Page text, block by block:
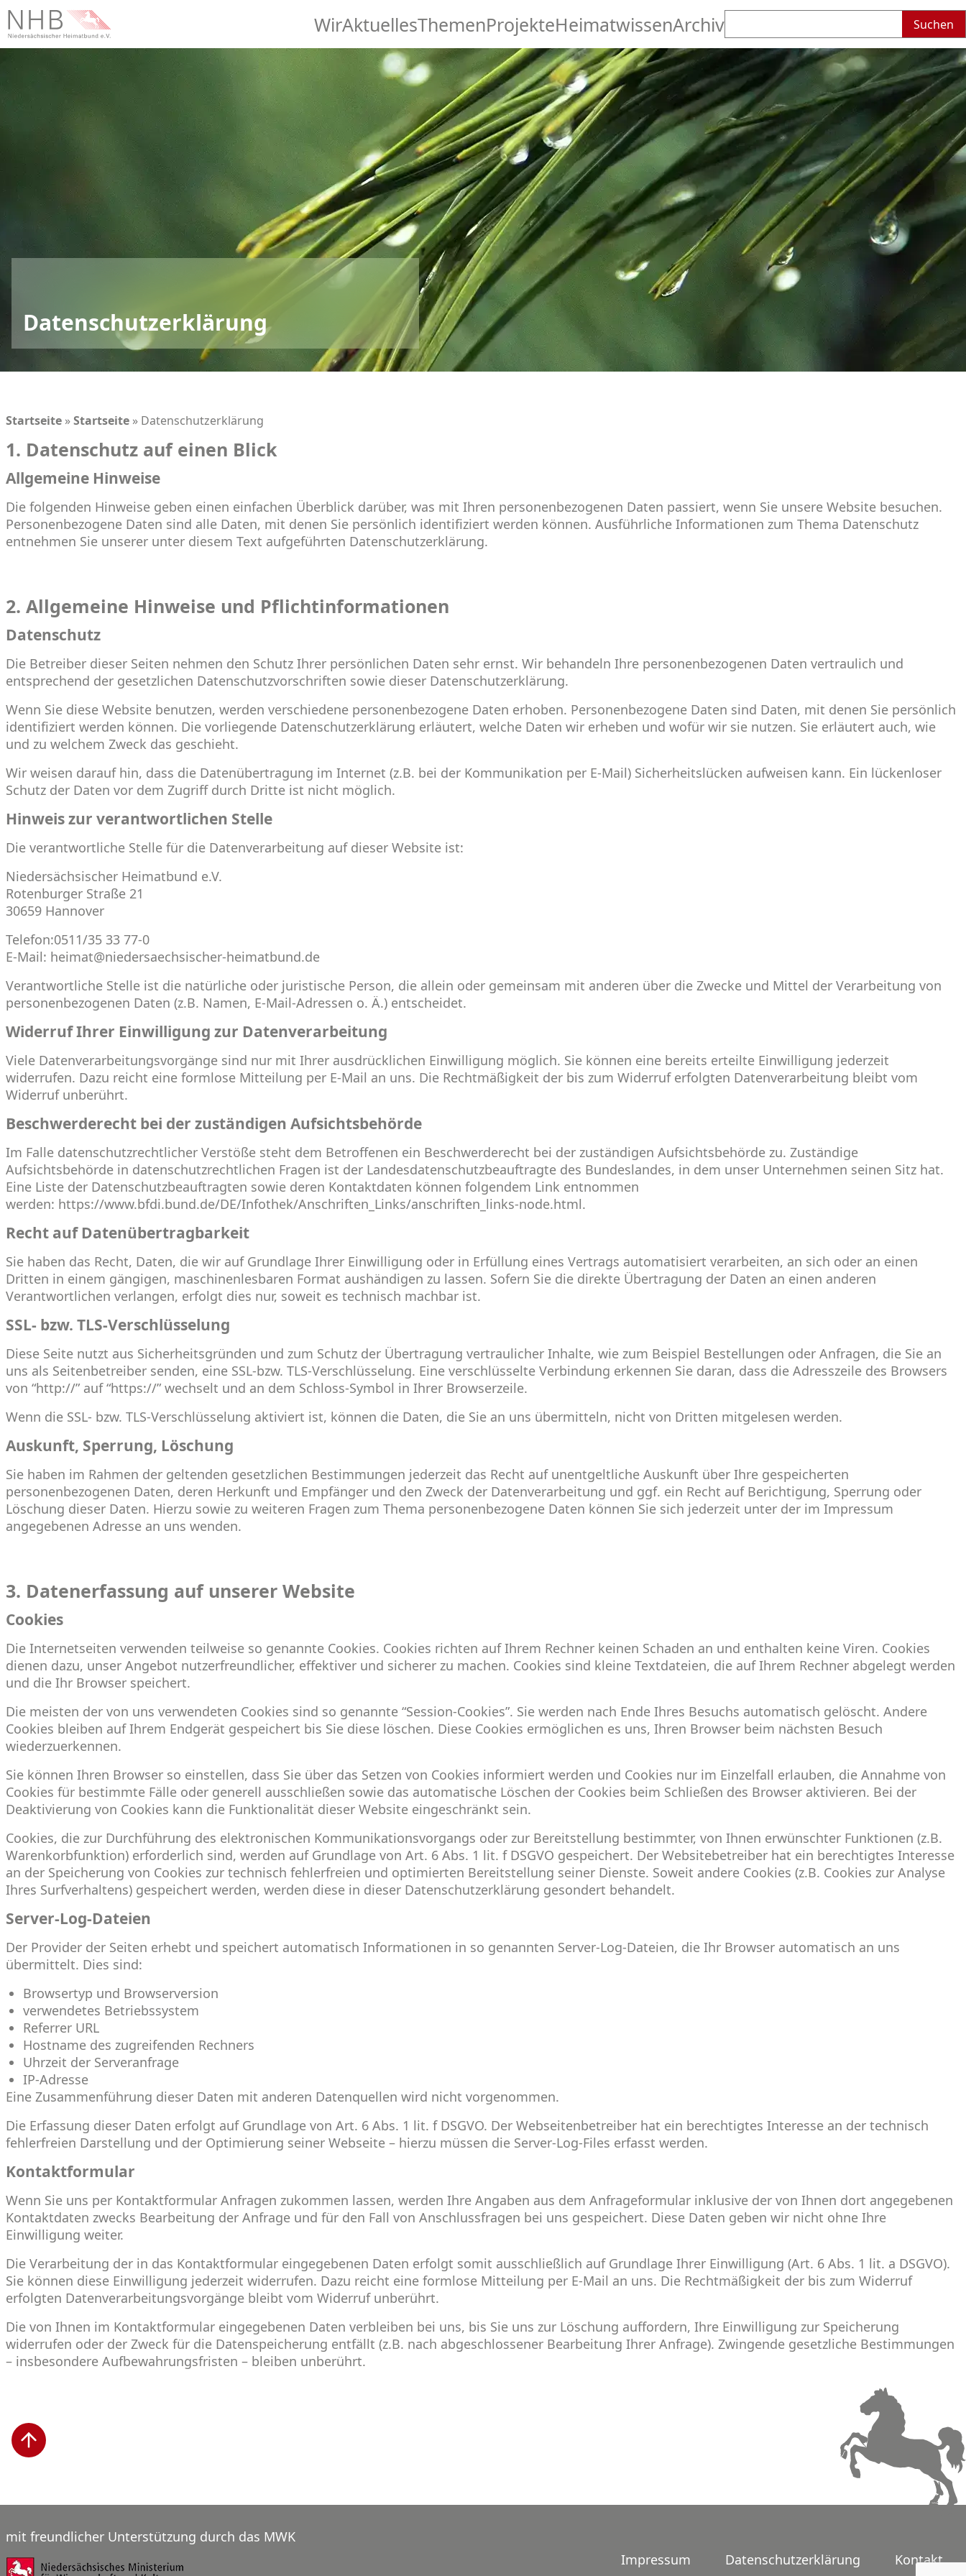
WirAktuellesThemenProjekteHeimatwissenArchivnach:
Datenschutzerklärung
Startseite »Startseite » Datenschutzerklärung
1. Datenschutz auf einen Blick
Allgemeine Hinweise
Die folgenden Hinweise geben einen einfachen Überblick darüber, was mit Ihren personenbezogenen Daten passiert, wenn Sie unsere Website besuchen.
Personenbezogene Daten sind alle Daten, mit denen Sie persönlich identifiziert werden können. Ausführliche Informationen zum Thema Datenschutz
entnehmen Sie unserer unter diesem Text aufgeführten Datenschutzerklärung.
2. Allgemeine Hinweise und Pflichtinformationen
Datenschutz
Die Betreiber dieser Seiten nehmen den Schutz Ihrer persönlichen Daten sehr ernst. Wir behandeln Ihre personenbezogenen Daten vertraulich und
entsprechend der gesetzlichen Datenschutzvorschriften sowie dieser Datenschutzerklärung.
Wenn Sie diese Website benutzen, werden verschiedene personenbezogene Daten erhoben. Personenbezogene Daten sind Daten, mit denen Sie persönlich
identifiziert werden können. Die vorliegende Datenschutzerklärung erläutert, welche Daten wir erheben und wofür wir sie nutzen. Sie erläutert auch, wie
und zu welchem Zweck das geschieht.
Wir weisen darauf hin, dass die Datenübertragung im Internet (z.B. bei der Kommunikation per E-Mail) Sicherheitslücken aufweisen kann. Ein lückenloser
Schutz der Daten vor dem Zugriff durch Dritte ist nicht möglich.
Hinweis zur verantwortlichen Stelle
Die verantwortliche Stelle für die Datenverarbeitung auf dieser Website ist:
Niedersächsischer Heimatbund e.V.
Rotenburger Straße 21
30659 Hannover
Telefon:0511/35 33 77-0
E-Mail: heimat@niedersaechsischer-heimatbund.de
Verantwortliche Stelle ist die natürliche oder juristische Person, die allein oder gemeinsam mit anderen über die Zwecke und Mittel der Verarbeitung von
personenbezogenen Daten (z.B. Namen, E-Mail-Adressen o. Ä.) entscheidet.
Widerruf Ihrer Einwilligung zur Datenverarbeitung
Viele Datenverarbeitungsvorgänge sind nur mit Ihrer ausdrücklichen Einwilligung möglich. Sie können eine bereits erteilte Einwilligung jederzeit
widerrufen. Dazu reicht eine formlose Mitteilung per E-Mail an uns. Die Rechtmäßigkeit der bis zum Widerruf erfolgten Datenverarbeitung bleibt vom
Widerruf unberührt.
Beschwerderecht bei der zuständigen Aufsichtsbehörde
Im Falle datenschutzrechtlicher Verstöße steht dem Betroffenen ein Beschwerderecht bei der zuständigen Aufsichtsbehörde zu. Zuständige
Aufsichtsbehörde in datenschutzrechtlichen Fragen ist der Landesdatenschutzbeauftragte des Bundeslandes, in dem unser Unternehmen seinen Sitz hat.
Eine Liste der Datenschutzbeauftragten sowie deren Kontaktdaten können folgendem Link entnommen
werden: https://www.bfdi.bund.de/DE/Infothek/Anschriften_Links/anschriften_links-node.html.
Recht auf Datenübertragbarkeit
Sie haben das Recht, Daten, die wir auf Grundlage Ihrer Einwilligung oder in Erfüllung eines Vertrags automatisiert verarbeiten, an sich oder an einen
Dritten in einem gängigen, maschinenlesbaren Format aushändigen zu lassen. Sofern Sie die direkte Übertragung der Daten an einen anderen
Verantwortlichen verlangen, erfolgt dies nur, soweit es technisch machbar ist.
SSL- bzw. TLS-Verschlüsselung
Diese Seite nutzt aus Sicherheitsgründen und zum Schutz der Übertragung vertraulicher Inhalte, wie zum Beispiel Bestellungen oder Anfragen, die Sie an
uns als Seitenbetreiber senden, eine SSL-bzw. TLS-Verschlüsselung. Eine verschlüsselte Verbindung erkennen Sie daran, dass die Adresszeile des Browsers
von “http://” auf “https://” wechselt und an dem Schloss-Symbol in Ihrer Browserzeile.
Wenn die SSL- bzw. TLS-Verschlüsselung aktiviert ist, können die Daten, die Sie an uns übermitteln, nicht von Dritten mitgelesen werden.
Auskunft, Sperrung, Löschung
Sie haben im Rahmen der geltenden gesetzlichen Bestimmungen jederzeit das Recht auf unentgeltliche Auskunft über Ihre gespeicherten
personenbezogenen Daten, deren Herkunft und Empfänger und den Zweck der Datenverarbeitung und ggf. ein Recht auf Berichtigung, Sperrung oder
Löschung dieser Daten. Hierzu sowie zu weiteren Fragen zum Thema personenbezogene Daten können Sie sich jederzeit unter der im Impressum
angegebenen Adresse an uns wenden.
3. Datenerfassung auf unserer Website
Cookies
Die Internetseiten verwenden teilweise so genannte Cookies. Cookies richten auf Ihrem Rechner keinen Schaden an und enthalten keine Viren. Cookies
dienen dazu, unser Angebot nutzerfreundlicher, effektiver und sicherer zu machen. Cookies sind kleine Textdateien, die auf Ihrem Rechner abgelegt werden
und die Ihr Browser speichert.
Die meisten der von uns verwendeten Cookies sind so genannte “Session-Cookies”. Sie werden nach Ende Ihres Besuchs automatisch gelöscht. Andere
Cookies bleiben auf Ihrem Endgerät gespeichert bis Sie diese löschen. Diese Cookies ermöglichen es uns, Ihren Browser beim nächsten Besuch
wiederzuerkennen.
Sie können Ihren Browser so einstellen, dass Sie über das Setzen von Cookies informiert werden und Cookies nur im Einzelfall erlauben, die Annahme von
Cookies für bestimmte Fälle oder generell ausschließen sowie das automatische Löschen der Cookies beim Schließen des Browser aktivieren. Bei der
Deaktivierung von Cookies kann die Funktionalität dieser Website eingeschränkt sein.
Cookies, die zur Durchführung des elektronischen Kommunikationsvorgangs oder zur Bereitstellung bestimmter, von Ihnen erwünschter Funktionen (z.B.
Warenkorbfunktion) erforderlich sind, werden auf Grundlage von Art. 6 Abs. 1 lit. f DSGVO gespeichert. Der Websitebetreiber hat ein berechtigtes Interesse
an der Speicherung von Cookies zur technisch fehlerfreien und optimierten Bereitstellung seiner Dienste. Soweit andere Cookies (z.B. Cookies zur Analyse
Ihres Surfverhaltens) gespeichert werden, werden diese in dieser Datenschutzerklärung gesondert behandelt.
Server-Log-Dateien
Der Provider der Seiten erhebt und speichert automatisch Informationen in so genannten Server-Log-Dateien, die Ihr Browser automatisch an uns
übermittelt. Dies sind:
Browsertyp und Browserversion
verwendetes Betriebssystem
Referrer URL
Hostname des zugreifenden Rechners
Uhrzeit der Serveranfrage
IP-Adresse
Eine Zusammenführung dieser Daten mit anderen Datenquellen wird nicht vorgenommen.
Die Erfassung dieser Daten erfolgt auf Grundlage von Art. 6 Abs. 1 lit. f DSGVO. Der Webseitenbetreiber hat ein berechtigtes Interesse an der technisch
fehlerfreien Darstellung und der Optimierung seiner Webseite – hierzu müssen die Server-Log-Files erfasst werden.
Kontaktformular
Wenn Sie uns per Kontaktformular Anfragen zukommen lassen, werden Ihre Angaben aus dem Anfrageformular inklusive der von Ihnen dort angegebenen
Kontaktdaten zwecks Bearbeitung der Anfrage und für den Fall von Anschlussfragen bei uns gespeichert. Diese Daten geben wir nicht ohne Ihre
Einwilligung weiter.
Die Verarbeitung der in das Kontaktformular eingegebenen Daten erfolgt somit ausschließlich auf Grundlage Ihrer Einwilligung (Art. 6 Abs. 1 lit. a DSGVO).
Sie können diese Einwilligung jederzeit widerrufen. Dazu reicht eine formlose Mitteilung per E-Mail an uns. Die Rechtmäßigkeit der bis zum Widerruf
erfolgten Datenverarbeitungsvorgänge bleibt vom Widerruf unberührt.
Die von Ihnen im Kontaktformular eingegebenen Daten verbleiben bei uns, bis Sie uns zur Löschung auffordern, Ihre Einwilligung zur Speicherung
widerrufen oder der Zweck für die Datenspeicherung entfällt (z.B. nach abgeschlossener Bearbeitung Ihrer Anfrage). Zwingende gesetzliche Bestimmungen
– insbesondere Aufbewahrungsfristen – bleiben unberührt.
mit freundlicher Unterstützung durch das MWK
Impressum
Datenschutzerklärung Kontakt